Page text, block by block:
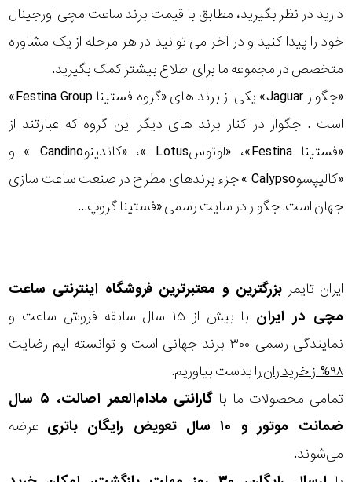
دارید در نظر بگیرید، مطابق با قیمت برند ساعت مچی اورجینال
خود را پیدا کنید و در آخر می توانید در هر مرحله از یک مشاوره
متخصص در مجموعه ما برای اطلاع بیشتر کمک بگیرید.
«جگوار Jaguar» یکی از برند های «گروه فستینا Festina Group»
است . جگوار در کنار برند های دیگر این گروه که عبارتند از
«فستینا Festina»، «لوتوسLotus »، «کاندینوCandino » و
«کالیپسوCalypso » جزء برندهای مطرح در صنعت ساعت سازی
جهان است. جگوار در سایت رسمی «فستینا گروپ...
ایران تایمر بزرگترین و معتبرترین فروشگاه اینترنتی ساعت
مچی در ایران
با بیش از ۱۵ سال سابقه فروش ساعت و
نمایندگی رسمی ۳۰۰ برند جهانی است و توانسته ایم
رضایت
۹۸% از خریداران
را بدست بیاوریم.
تمامی محصولات ما با
گارانتی مادام‌العمر اصالت، ۵ سال
ضمانت موتور و ۱۰ سال تعویض رایگان باتری
عرضه
می‌شوند.
نمایش
طرح
بند
طرح
صفحه
آب
شکل
قاب
ویژگی
نوع